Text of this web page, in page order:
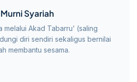
Murni Syariah
melalui Akad Tabarru’ (saling
diri sendiri sekaligus bernilai
membantu sesama.